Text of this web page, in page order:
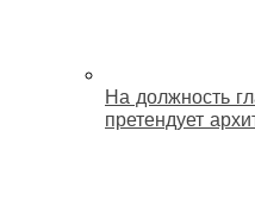
На должность
претендует